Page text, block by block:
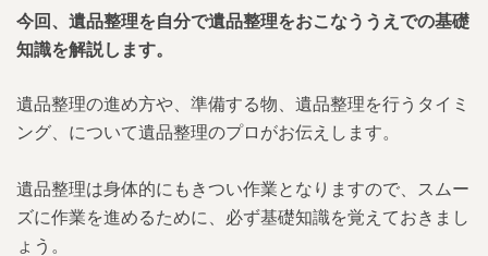
今回、遺品整理を自分で遺品整理をおこなううえでの基礎
知識を解説します。
遺品整理の進め方や、準備する物、遺品整理を行うタイミ
ング、について遺品整理のプロがお伝えします。
遺品整理は身体的にもきつい作業となりますので、スムー
ズに作業を進めるために、必ず基礎知識を覚えておきまし
ょう。